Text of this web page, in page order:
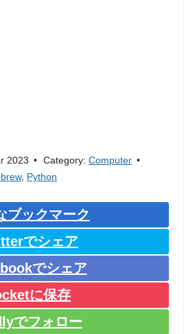
2023 Category:Computer
, Python
ブックマーク
でシェア
でシェア
に保存
でフォロー